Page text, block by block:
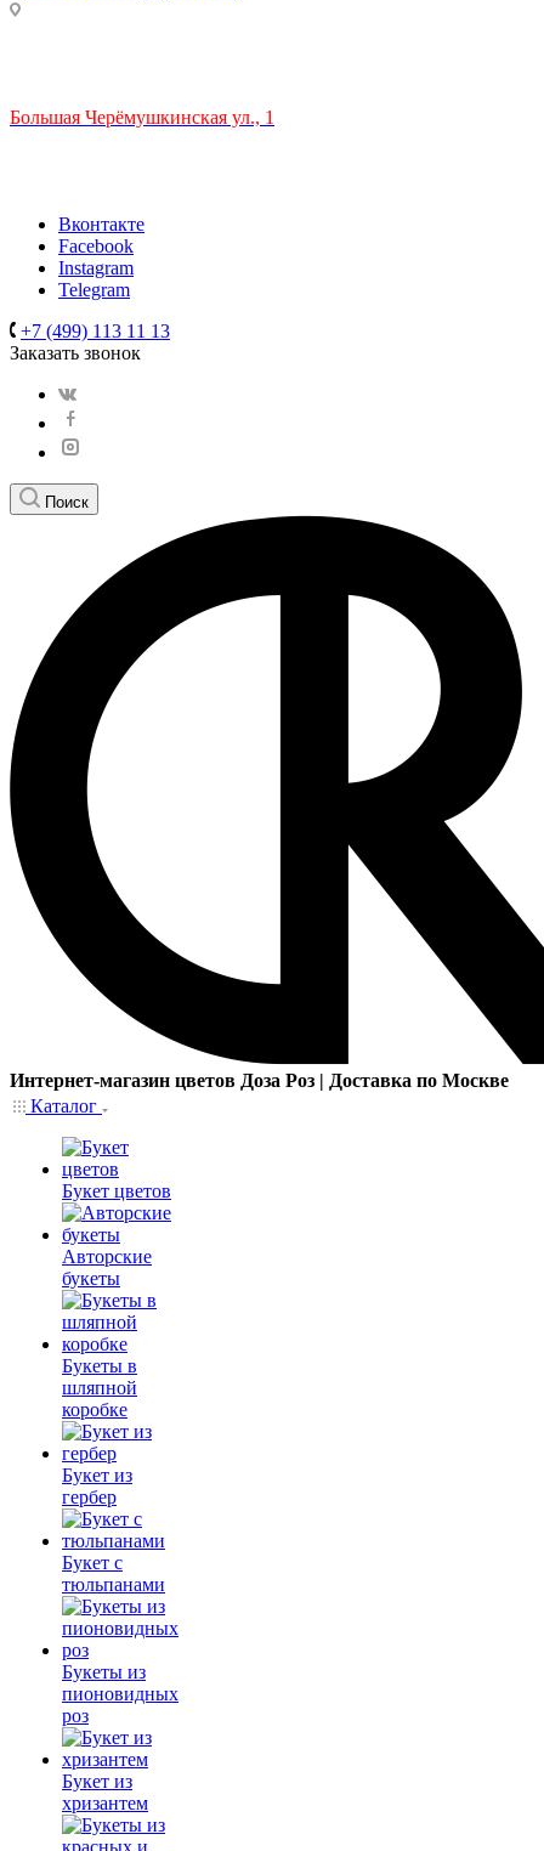
Большая Черёмушкинская ул., 1
Вконтакте
Facebook
Instagram
Telegram
+7 (499) 113 11 13
Заказать звонок
Поиск
Интернет-магазин цветов Доза Роз | Доставка по Москве
Каталог
Букет цветов
Авторские
букеты
Букеты в
шляпной
коробке
Букет из
гербер
Букет с
тюльпанами
Букеты из
пионовидных
роз
Букет из
хризантем